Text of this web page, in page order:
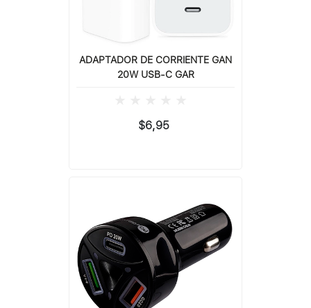
ADAPTADOR DE CORRIENTE GAN
20W USB-C GAR
$6,95